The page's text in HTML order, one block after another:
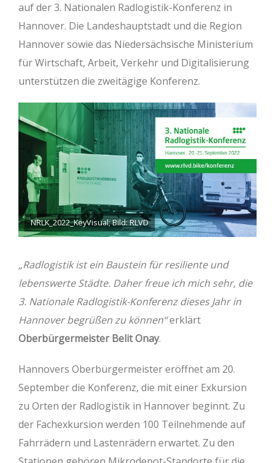
auf der 3. Nationalen Radlogistik-Konferenz in
Hannover. Die Landeshauptstadt und die Region
Hannover sowie das Niedersächsische Ministerium
für Wirtschaft, Arbeit, Verkehr und Digitalisierung
unterstützen die zweitägige Konferenz.
NRLK_2022_KeyVisual; Bild: RLVD
„Radlogistik ist ein Baustein für resiliente und
lebenswerte Städte. Daher freue ich mich sehr, die
3. Nationale Radlogistik-Konferenz dieses Jahr in
Hannover begrüßen zu können“erklärt
Oberbürgermeister Belit Onay.
Hannovers Oberbürgermeister eröffnet am 20.
September die Konferenz, die mit einer Exkursion
zu Orten der Radlogistik in Hannover beginnt. Zu
der Fachexkursion werden 100 Teilnehmende auf
Fahrrädern und Lastenrädern erwartet. Zu den